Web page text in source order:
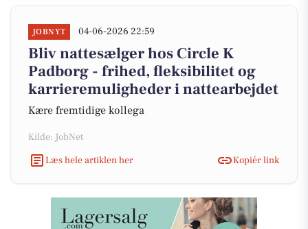
JOBNYT 04-06-2026 22:59
Bliv nattesælger hos Circle K
Padborg - frihed, fleksibilitet og
karrieremuligheder i nattearbejdet
Kære fremtidige kollega
Kilde: JobNet
Læs hele artiklen her
Kopiér link